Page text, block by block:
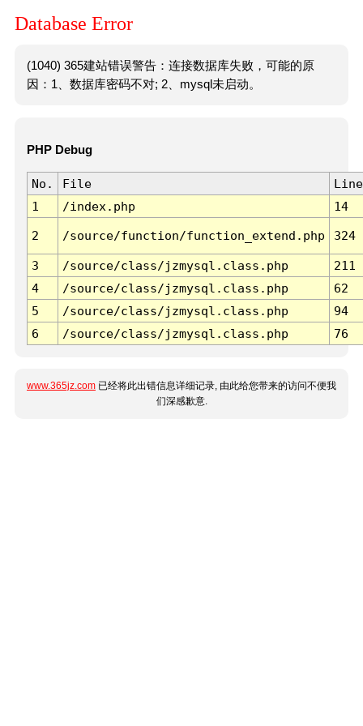
Database Error
(1040) 365建站错误警告：连接数据库失败，可能的原
因：1、数据库密码不对; 2、mysql未启动。
PHP Debug
No. File
Line
1
/index.php 14
2 /source/function/function_extend.php 324
3 /source/class/jzmysql.class.php
211
4
/source/class/jzmysql.class.php
62
5
/source/class/jzmysql.class.php
94
6
/source/class/jzmysql.class.php 76
www.365jz.com 已经将此出错信息详细记录, 由此给您带来的访问不便我
们深感歉意.